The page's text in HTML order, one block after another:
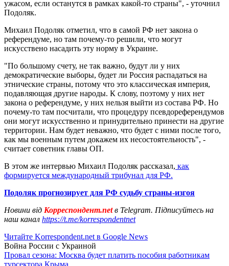
ужасом, если останутся в рамках какой-то страны", - уточнил
Подоляк.
Михаил Подоляк отметил, что в самой РФ нет закона о
референдуме, но там почему-то решили, что могут
искусствено насадить эту норму в Украине.
"По большому счету, не так важно, будут ли у них
демократические выборы, будет ли Россия распадаться на
этнические страны, потому что это классическая империя,
подавляющая другие народы. К слову, поэтому у них нет
закона о референдуме, у них нельзя выйти из состава РФ. Но
почему-то там посчитали, что процедуру псевдореферендумов
они могут искусственно и принудительно принести на другие
территории. Нам будет неважно, что будет с ними после того,
как мы военным путем докажем их несостоятельность", -
считает советник главы ОП.
В этом же интервью Михаил Подоляк рассказал, как
формируется международный трибунал для РФ.
Подоляк прогнозирует для РФ судьбу страны-изгоя
Новини від Корреспондент.netв Telegram. Підписуйтесь на
наш канал https://t.me/korrespondentnet
Читайте Korrespondent.net в Google News
Война России с Украиной
Провал сезона: Москва будет платить пособия работникам
турсектора Крыма